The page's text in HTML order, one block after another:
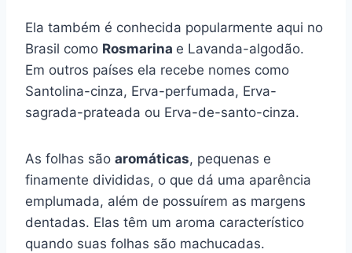
Ela também é conhecida popularmente aqui no
Brasil como Rosmarina e Lavanda-algodão.
Em outros países ela recebe nomes como
Santolina-cinza, Erva-perfumada, Erva-
sagrada-prateada ou Erva-de-santo-cinza.
As folhas são aromáticas, pequenas e
finamente divididas, o que dá uma aparência
emplumada, além de possuírem as margens
dentadas. Elas têm um aroma característico
quando suas folhas são machucadas.